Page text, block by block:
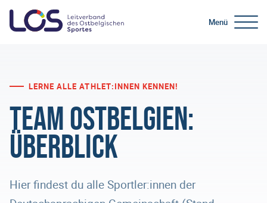
Menü
LERNE ALLE ATHLET:INNEN KENNEN!
Team Ostbelgien:
Überblick
Hier findest du alle Sportler:innen der